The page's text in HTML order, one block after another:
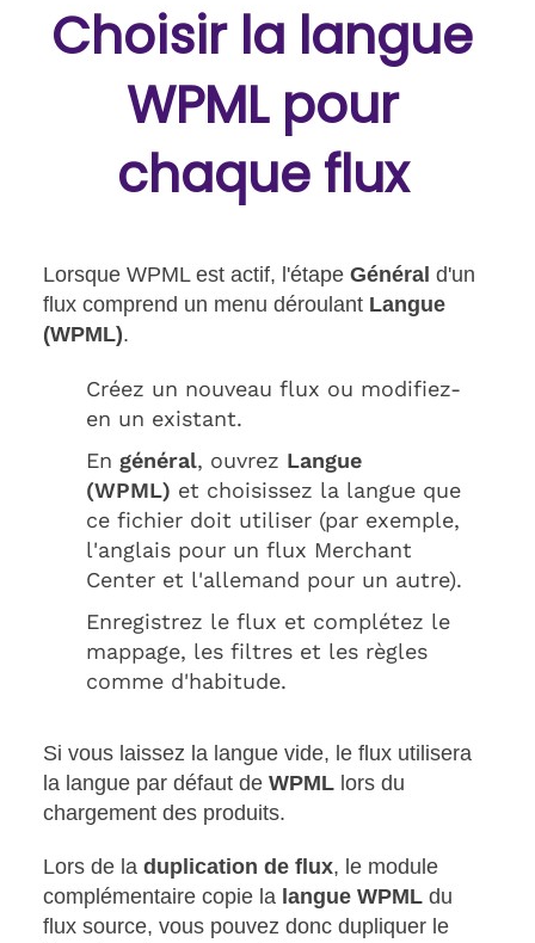
Choisir la langue
WPML pour
chaque flux
Lorsque WPML est actif, l'étape Général d'un
flux comprend un menu déroulant Langue
(WPML).
Créez un nouveau flux ou modifiez-
en un existant.
En général, ouvrez Langue
(WPML) et choisissez la langue que
ce fichier doit utiliser (par exemple,
l'anglais pour un flux Merchant
Center et l'allemand pour un autre).
Enregistrez le flux et complétez le
mappage, les filtres et les règles
comme d'habitude.
Si vous laissez la langue vide, le flux utilisera
la langue par défaut de WPML lors du
chargement des produits.
Lors de la duplication de flux, le module
complémentaire copie la langue WPML du
flux source, vous pouvez donc dupliquer le